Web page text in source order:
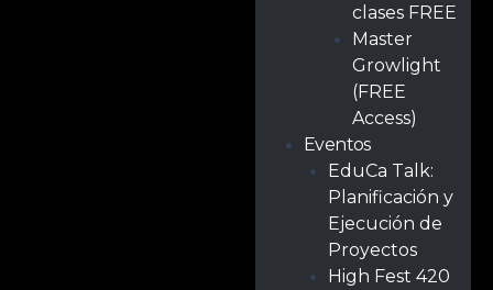
clases FREE
Master
Growlight
(FREE
Access)
Eventos
EduCa Talk:
Planificación y
Ejecución de
Proyectos
High Fest 420